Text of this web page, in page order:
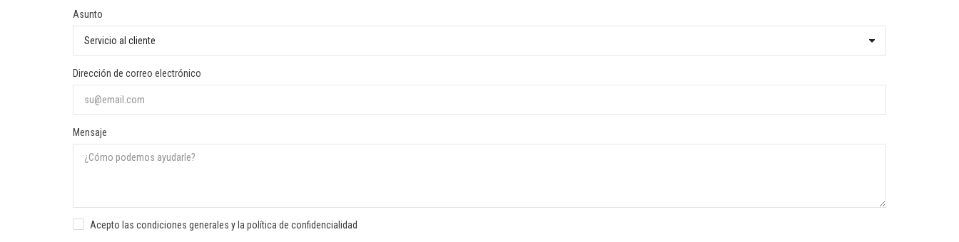
Asunto
Dirección de correo electrónico
Mensaje
Acepto las condiciones generales y la política de confidencialidad